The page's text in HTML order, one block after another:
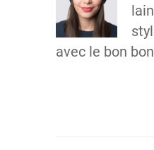
avec le bon